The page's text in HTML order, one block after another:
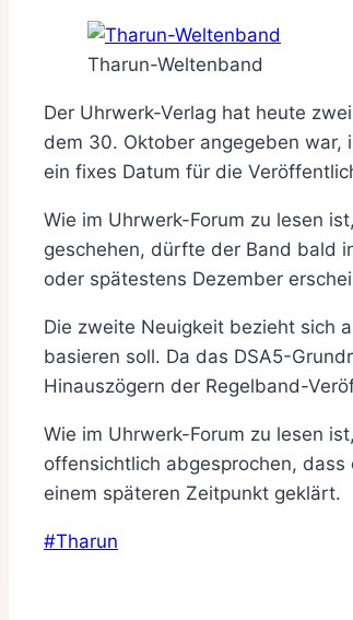
Tharun-Weltenband
Der Uhrwerk-Verlag hat heute
dem 30. Oktober angegeben war,
ein fixes Datum für die
Wie im Uhrwerk-Forum zu lesen
geschehen, dürfte der Band bald
oder spätestens Dezember
Die zweite Neuigkeit bezieht sich
basieren soll. Da das DSA5-
Hinauszögern der Regelband-
Wie im Uhrwerk-Forum zu lesen
offensichtlich abgesprochen,
einem späteren Zeitpunkt geklärt.
Schlagworte:
#Tharun